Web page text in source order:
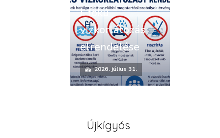
I. fokú
vízkorlátozás
elrendelése
2026. július 31.
Újkígyós